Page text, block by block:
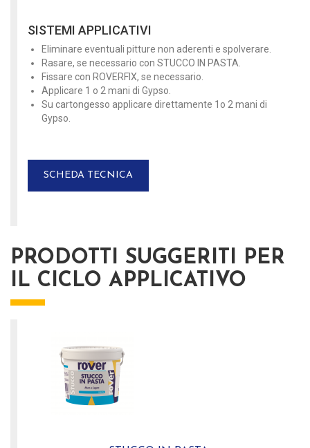
SISTEMI APPLICATIVI
Eliminare eventuali pitture non aderenti e spolverare.
Rasare, se necessario con STUCCO IN PASTA.
Fissare con ROVERFIX, se necessario.
Applicare 1 o 2 mani di Gypso.
Su cartongesso applicare direttamente 1o 2 mani di
Gypso.
SCHEDA TECNICA
PRODOTTI SUGGERITI PER
IL CICLO APPLICATIVO